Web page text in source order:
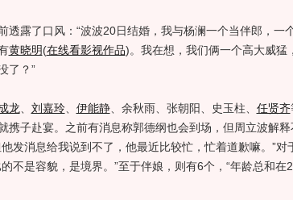
透露了口风：“波波20日结婚，我与杨澜一个当伴郎，一个
黄晓明(在线看影视作品)。我在想，我们俩一个高大威猛
了？”
龙 刘嘉玲、 伊能静、余秋雨、张朝阳、史玉柱、 任贤齐
携子赴宴。之前有消息称郭德纲也会到场，但周立波解释
发消息给我说到不了，他最近比较忙，忙着道歉嘛。”对
不是容貌，是境界。”至于伴娘，则有6个，“年龄总和在